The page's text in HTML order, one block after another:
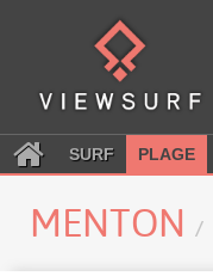
SURF PLAGE
MENTON